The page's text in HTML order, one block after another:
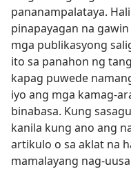
pananampalataya.
pinapayagan na
mga publikasyong
ito sa panahon ng
kapag puwede
iyo ang mga kamag-
binabasa. Kung
kanila kung ano ang
artikulo o sa aklat na
mamalayang nag-